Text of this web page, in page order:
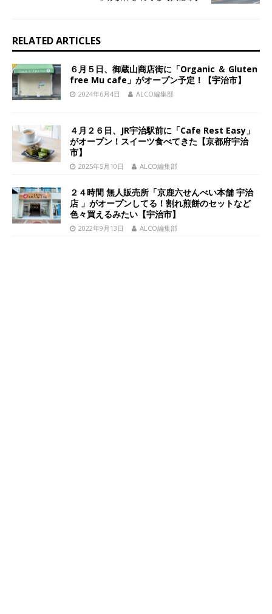
RELATED ARTICLES
６月５日、御蔵山商店街に「Organic ＆ Gluten
free Mu cafe」がオープン予定！【宇治市】
2024年6月4日 ALCO編集部
４月２６日、JR宇治駅前に「Cafe Rest Easy」
がオープン！スイーツ食べてきた【京都府宇治
市】
2025年5月10日 ALCO編集部
２４時間 無人販売所「京鹿六せんべい本舗 宇治
店 」がオープンしてる！割れ煎餅のセットなど
色々買えるみたい【宇治市】
2022年9月13日 ALCO編集部